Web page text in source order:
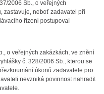
2006 Sb., o veřejných
zastavuje, neboť zadavatel při
řízení postupoval
o veřejných zakázkách, ve znění
č. 328/2006 Sb., kterou se
úkonů zadavatele pro
nevzniká povinnost nahradit